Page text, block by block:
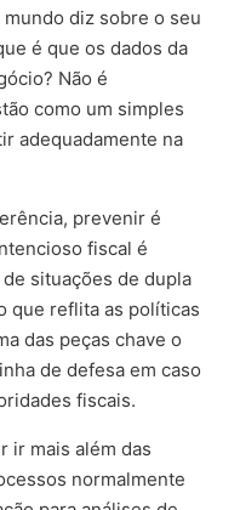
diz sobre o seu
é que os dados da
Não é
como um simples
adequadamente na
prevenir é
fiscal é
situações de dupla
que reflita as políticas
das peças chave o
de defesa em caso
fiscais.
ir mais além das
normalmente